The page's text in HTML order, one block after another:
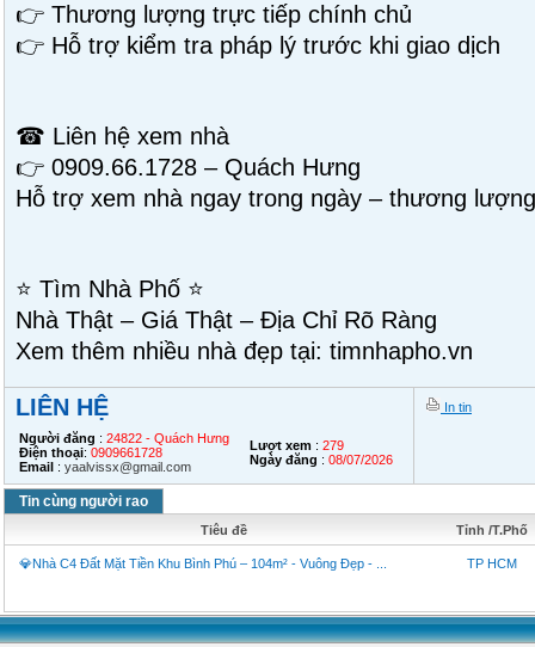
👉 Thương lượng trực tiếp chính chủ
👉 Hỗ trợ kiểm tra pháp lý trước khi giao dịch
☎ Liên hệ xem nhà
👉 0909.66.1728 – Quách Hưng
Hỗ trợ xem nhà ngay trong ngày – thương
⭐ Tìm Nhà Phố ⭐
Nhà Thật – Giá Thật – Địa Chỉ Rõ Ràng
Xem thêm nhiều nhà đẹp tại: timnhapho.vn
LIÊN HỆ
Người đăng : 24822 - Quách Hưng
Điện thoại: 0909661728
Email : yaalvissx@gmail.com
Lượt xem : 279
Ngày đăng : 08/07/2026
In tin
Tin cùng người rao
Tiêu đề Tỉnh /T.Phố
💎Nhà C4 Đất Mặt Tiền Khu Bình Phú – 104m² - Vuông Đẹp - ... TP HCM